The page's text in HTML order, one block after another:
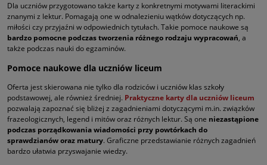
Dla uczniów przygotowano także karty z konkretnymi motywami literackimi
znanymi z lektur. Pomagają one w odnalezieniu wątków dotyczących np.
miłości czy przyjaźni w odpowiednich tytułach. Takie pomoce naukowe są
bardzo pomocne podczas tworzenia różnego rodzaju wypracowań, a
także podczas nauki do egzaminów.
Pomoce naukowe dla uczniów liceum
Oferta jest skierowana nie tylko dla rodziców i uczniów klas szkoły
podstawowej, ale również średniej. Praktyczne karty dla uczniów liceum
pozwalają zapoznać się bliżej z zagadnieniami dotyczącymi m.in. związków
frazeologicznych, legend i mitów oraz różnych lektur. Są one niezastąpione
podczas porządkowania wiadomości przy powtórkach do
sprawdzianów oraz matury. Graficzne przedstawianie różnych zagadnień
bardzo ułatwia przyswajanie wiedzy.